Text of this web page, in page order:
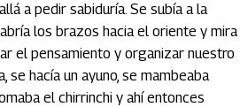
a pedir sabiduría. Se subía a la
los brazos hacia el oriente y mira
el pensamiento y organizar nuestro
se hacía un ayuno, se mambeaba
el chirrinchi y ahí entonces